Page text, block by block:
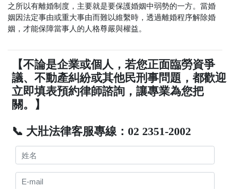
之所以有離婚制度，主要就是要保護婚姻中弱勢的一方。當婚
姻因法定事由或重大事由而難以維繫時，透過離婚程序解除婚
姻，才能保障當事人的人格尊嚴與權益。
【不論是企業或個人，若您正面臨勞資爭
議、不動產糾紛或其他民刑事問題，都歡迎
立即填表預約律師諮詢，讓專業為您把
關。】
📞 大壯法律客服專線：02 2351-2002